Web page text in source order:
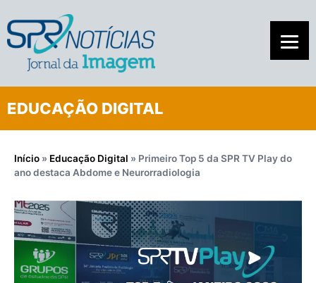
EDUCAÇÃO DIGITAL
Início » Educação Digital » Primeiro Top 5 da SPR TV Play do
ano destaca Abdome e Neurorradiologia